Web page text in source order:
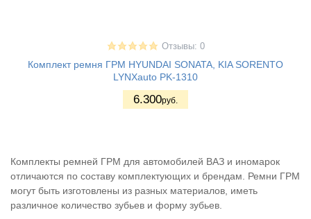
Отзывы: 0
Комплект ремня ГРМ HYUNDAI SONATA, KIA SORENTO
LYNXauto PK-1310
6.300руб.
Комплекты ремней ГРМ для автомобилей ВАЗ и иномарок
отличаются по составу комплектующих и брендам. Ремни ГРМ
могут быть изготовлены из разных материалов, иметь
различное количество зубьев и форму зубьев.